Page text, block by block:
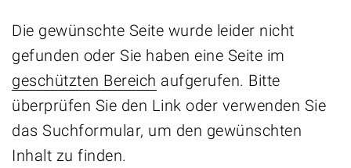
Die gewünschte Seite wurde leider nicht
gefunden oder Sie haben eine Seite im
geschützten Bereich aufgerufen. Bitte
überprüfen Sie den Link oder verwenden Sie
das Suchformular, um den gewünschten
Inhalt zu finden.